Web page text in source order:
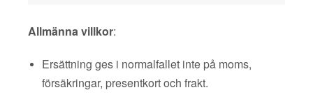
Allmänna villkor:
Ersättning ges i normalfallet inte på moms,
försäkringar, presentkort och frakt.